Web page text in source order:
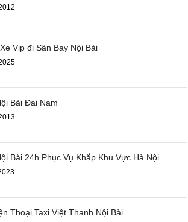
Vip đi Sân Bay Nội Bài
Bài Đai Nam
Bài 24h Phục Vụ Khắp Khu Vực Hà Nội
Thoại Taxi Việt Thanh Nội Bài